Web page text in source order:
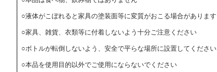
○液体がこぼれると家具の塗装面等に変質がおこる場合があります
○家具、雑貨、衣類等に付着しないよう十分ご注意ください
○ボトルが転倒しないよう、安全で平らな場所に設置してください
○本品を使用目的以外でご使用にならないでください